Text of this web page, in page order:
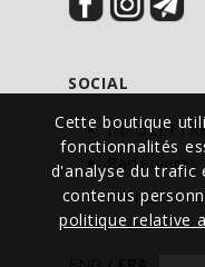
Cette boutique
fonctionnalités
d'analyse du trafic
contenus
politique relative
SOCIAL
Partenaires
Événements